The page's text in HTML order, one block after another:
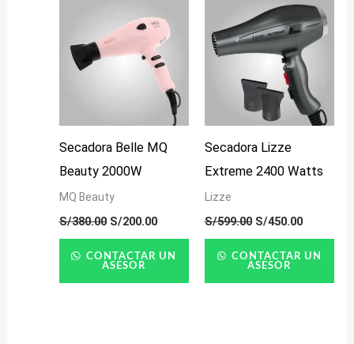
Secadora Belle MQ
Beauty 2000W
MQ Beauty
S/380.00
S/380.00.
S/200.00
S/200.00.
CONTACTAR UN
ASESOR
Secadora Lizze
Extreme 2400 Watts
Lizze
S/599.00
S/599.00.
S/450.00
S/450.00.
CONTACTAR UN
ASESOR